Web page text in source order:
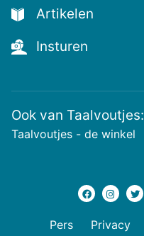
de
voutste
nieuwtjes!
Artikelen
Insturen
Ook van Taalvoutjes:
Taalvoutjes - de winkel
Pers Privacy